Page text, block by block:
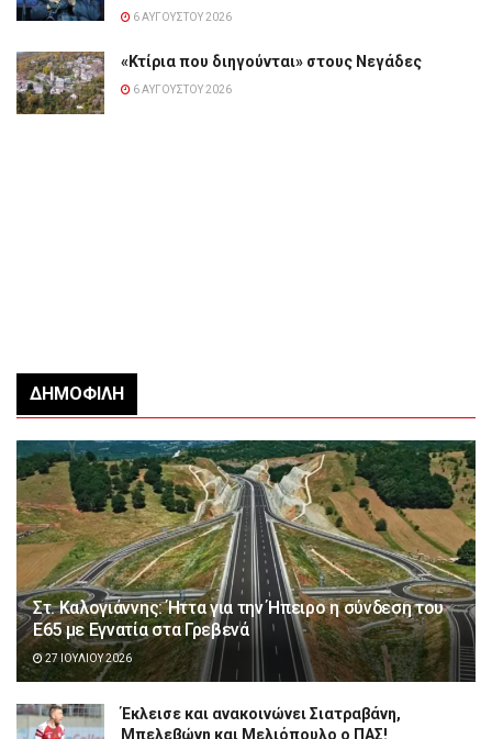
6 ΑΥΓΟΎΣΤΟΥ 2026
«Κτίρια που διηγούνται» στους Νεγάδες
6 ΑΥΓΟΎΣΤΟΥ 2026
ΔΗΜΟΦΙΛΉ
Στ. Καλογιάννης: Ήττα για την Ήπειρο η σύνδεση του
Ε65 με Εγνατία στα Γρεβενά
27 ΙΟΥΛΊΟΥ 2026
Έκλεισε και ανακοινώνει Σιατραβάνη,
Μπελεβώνη και Μελιόπουλο ο ΠΑΣ!